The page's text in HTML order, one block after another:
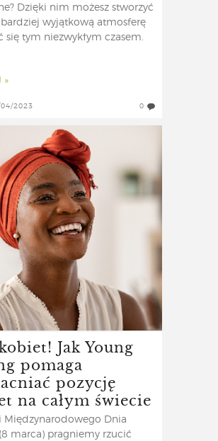
Dzięki nim możesz stworzyć
bardziej wyjątkową atmosferę
się tym niezwykłym czasem.
»
2023 0
Jak Young
pomaga
pozycję
na całym świecie
Międzynarodowego Dnia
marca) pragniemy rzucić